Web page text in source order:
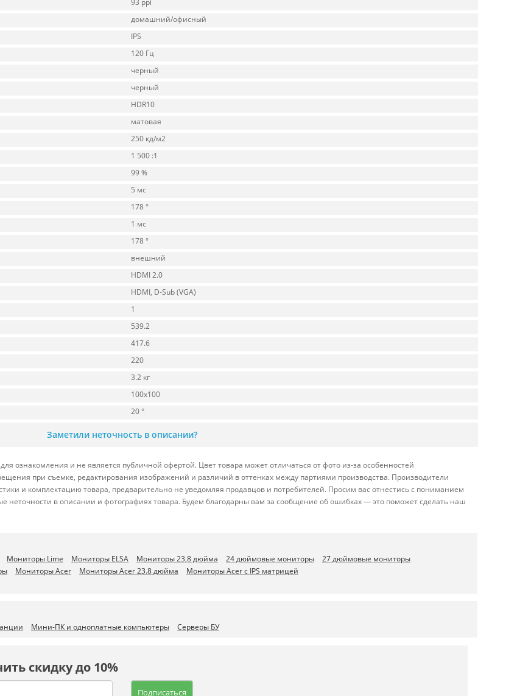
93 ppi
домашний/офисный
IPS
120 Гц
черный
черный
HDR10
матовая
250 кд/м2
1 500 :1
99 %
5 мс
178 °
1 мс
178 °
внешний
HDMI 2.0
HDMI, D-Sub (VGA)
1
539.2
417.6
220
3.2 кг
100x100
20 °
Заметили неточность в описании?
ознакомления и не является публичной офертой. Цвет товара может отличаться от фото из-за особенностей
при съемке, редактирования изображений и различий в оттенках между партиями производства. Производители
и комплектацию товара, предварительно не уведомляя продавцов и потребителей. Просим вас отнестись с пониманием
неточности в описании и фотографиях товара. Будем благодарны вам за сообщение об ошибках — это поможет сделать наш
Мониторы Lime Мониторы ELSA Мониторы 23,8 дюйма 24 дюймовые мониторы
27 дюймовые мониторы
Мониторы Acer Мониторы Acer 23.8 дюйма
Мониторы Acer с IPS матрицей
Мини-ПК и одноплатные компьютеры Серверы БУ
скидку до 10%
Подписаться